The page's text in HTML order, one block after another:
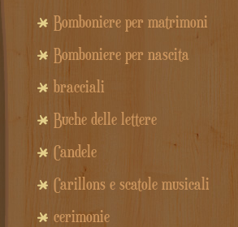
Bomboniere per matrimoni
Bomboniere per nascita
bracciali
Buche delle lettere
Candele
Carillons e scatole musicali
cerimonie